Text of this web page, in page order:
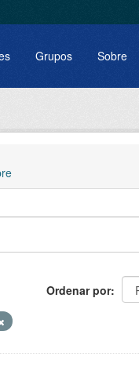
Grupos Sobre
Ordenar por